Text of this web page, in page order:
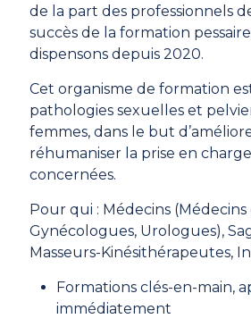
de la part des professionnels
succès de la formation
dispensons depuis 2020.
Cet organisme de formation
pathologies sexuelles et
femmes, dans le but
réhumaniser la prise en
concernées.
Pour qui : Médecins (Médecins
Gynécologues, Urologues),
Masseurs-Kinésithérapeutes,
Formations clés-en-main,
immédiatement